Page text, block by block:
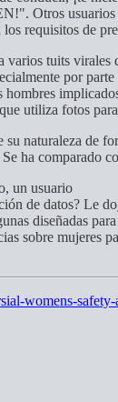
Otros usuarios
requisitos de
varios tuits
por
utiliza fotos
naturaleza de
ha comparado
un usuario
de datos? Le
diseñadas
sobre mujeres
womens-